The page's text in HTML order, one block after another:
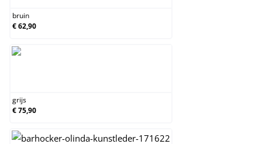
bruin
€ 62,90
grijs
€ 75,90